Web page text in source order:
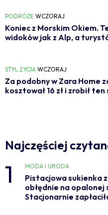
PODRÓŻE WCZORAJ
Koniec z Morskim Okiem.
widoków jak z Alp, a
STYL ŻYCIA WCZORAJ
Za podobny w Zara Home
kosztował 16 zł i zrobił
Najczęściej
1 MODA I URODA
Pistacjowa sukienka
obłędnie na opalonej
Stacjonarnie